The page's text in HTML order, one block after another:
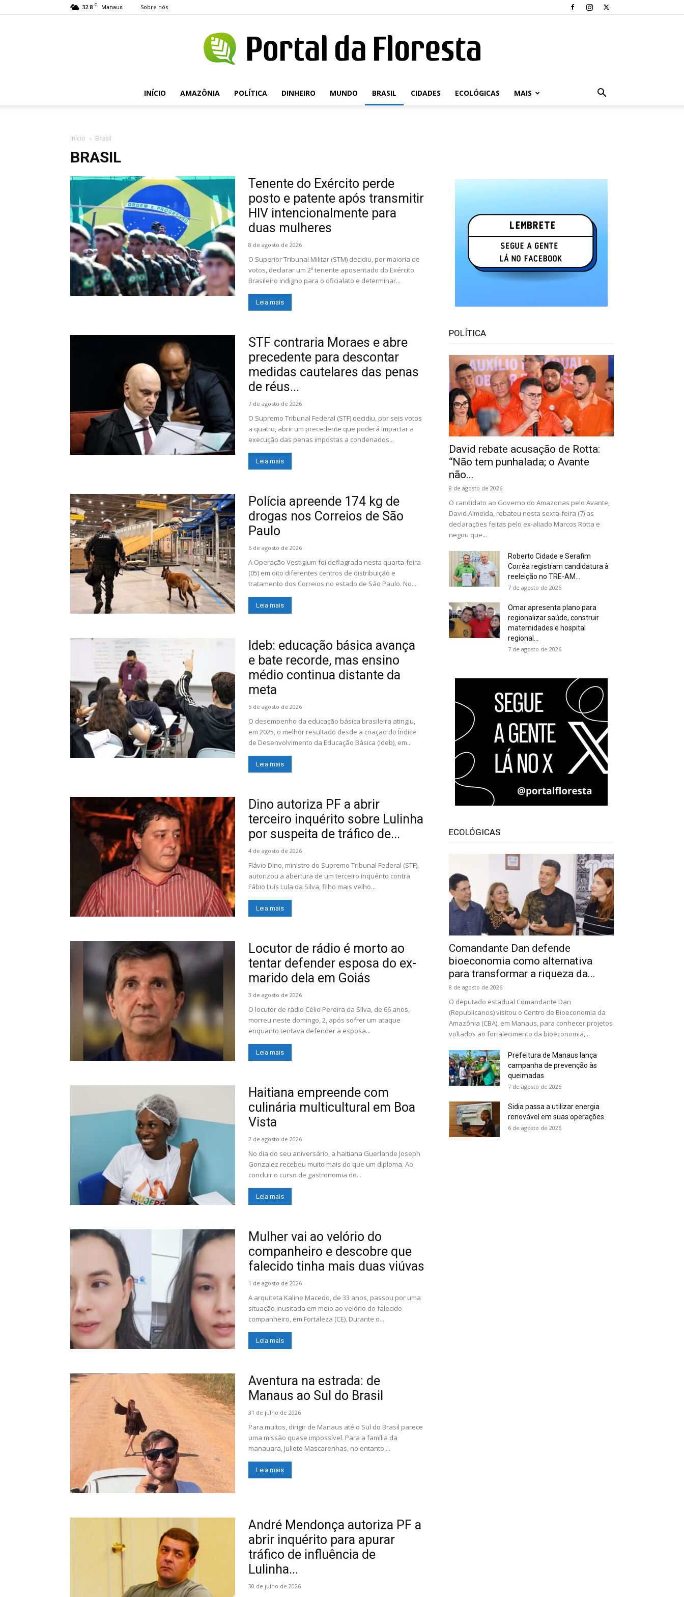
32.8 C Manaus Sobre nós
Portal
INÍCIO AMAZÔNIA POLÍTICA DINHEIRO MUNDO BRASIL CIDADES ECOLÓGICAS MAIS
Início Brasil
BRASIL
Tenente do Exército perde
posto e patente após transmitir
HIV intencionalmente para
duas mulheres
8 de agosto de 2026
O Superior Tribunal Militar (STM) decidiu, por maioria de
votos, declarar um 2º tenente aposentado do Exército
Brasileiro indigno para o oficialato e determinar...
Leia mais
STF contraria Moraes e abre
precedente para descontar
medidas cautelares das penas
de réus...
7 de agosto de 2026
O Supremo Tribunal Federal (STF) decidiu, por seis votos
a quatro, abrir um precedente que poderá impactar a
execução das penas impostas a condenados...
Leia mais
Polícia apreende 174 kg de
drogas nos Correios de São
Paulo
6 de agosto de 2026
A Operação Vestigium foi deflagrada nesta quarta-feira
(05) em oito diferentes centros de distribuição e
tratamento dos Correios no estado de São Paulo. No...
Leia mais
Ideb: educação básica avança
e bate recorde, mas ensino
médio continua distante da
meta
5 de agosto de 2026
O desempenho da educação básica brasileira atingiu,
em 2025, o melhor resultado desde a criação do Índice
de Desenvolvimento da Educação Básica (Ideb), em...
Leia mais
Dino autoriza PF a abrir
terceiro inquérito sobre Lulinha
por suspeita de tráfico de...
4 de agosto de 2026
Flávio Dino, ministro do Supremo Tribunal Federal (STF),
autorizou a abertura de um terceiro inquérito contra
Fábio Luís Lula da Silva, filho mais velho...
Leia mais
Locutor de rádio é morto ao
tentar defender esposa do ex-
marido dela em Goiás
3 de agosto de 2026
O locutor de rádio Célio Pereira da Silva, de 66 anos,
morreu neste domingo, 2, após sofrer um ataque
enquanto tentava defender a esposa...
Leia mais
Haitiana empreende com
culinária multicultural em Boa
Vista
2 de agosto de 2026
No dia do seu aniversário, a haitiana Guerlande Joseph
Gonzalez recebeu muito mais do que um diploma. Ao
concluir o curso de gastronomia do...
Leia mais
Mulher vai ao velório do
companheiro e descobre que
falecido tinha mais duas viúvas
1 de agosto de 2026
A arquiteta Kaline Macedo, de 33 anos, passou por uma
situação inusitada em meio ao velório do falecido
companheiro, em Fortaleza (CE). Durante o...
Leia mais
Aventura na estrada: de
Manaus ao Sul do Brasil
31 de julho de 2026
Para muitos, dirigir de Manaus até o Sul do Brasil parece
uma missão quase impossível. Para a família da
manauara, Juliete Mascarenhas, no entanto,...
Leia mais
André Mendonça autoriza PF a
abrir inquérito para apurar
tráfico de influência de
Lulinha...
30 de julho de 2026
POLÍTICA
David rebate acusação de Rotta:
“Não tem punhalada; o Avante
não...
8 de agosto de 2026
O candidato ao Governo do Amazonas pelo Avante,
David Almeida, rebateu nesta sexta-feira (7) as
declarações feitas pelo ex-aliado Marcos Rotta e
negou que...
Roberto Cidade e Serafim
Corrêa registram candidatura à
reeleição no TRE-AM...
7 de agosto de 2026
Omar apresenta plano para
regionalizar saúde, construir
maternidades e hospital
regional...
7 de agosto de 2026
ECOLÓGICAS
Comandante Dan defende
bioeconomia como alternativa
para transformar a riqueza da...
8 de agosto de 2026
O deputado estadual Comandante Dan
(Republicanos) visitou o Centro de Bioeconomia da
Amazônia (CBA), em Manaus, para conhecer projetos
voltados ao fortalecimento da bioeconomia,...
Prefeitura de Manaus lança
campanha de prevenção às
queimadas
7 de agosto de 2026
Sidia passa a utilizar energia
renovável em suas operações
6 de agosto de 2026